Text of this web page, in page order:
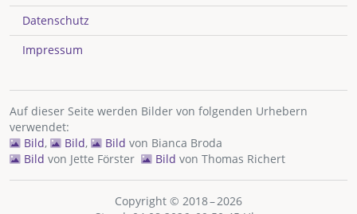
Datenschutz
Impressum
Auf dieser Seite werden Bilder von folgenden Urhebern
verwendet:
Bild, Bild, Bild von Bianca Broda
Bild von Jette Förster Bild von Thomas Richert
Copyright © 2018 – 2026